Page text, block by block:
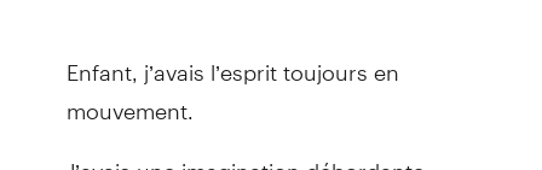
Enfant, j’avais l’esprit toujours en
mouvement.